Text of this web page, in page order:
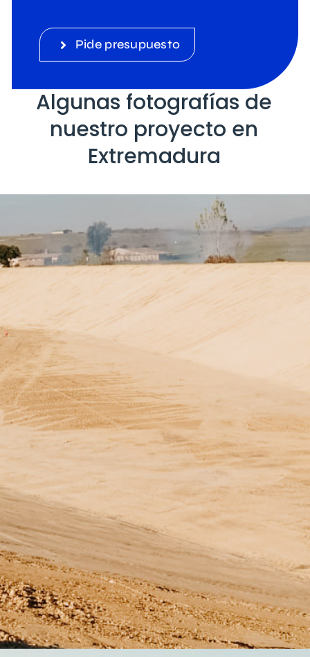
Pide presupuesto
Algunas fotografías de
nuestro proyecto en
Extremadura